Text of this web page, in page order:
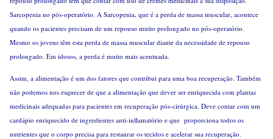
Sarcopenia no pós-operatório. A Sarcopenia, que é a perda de massa muscular, acontece
quando os pacientes precisam de um repouso muito prolongado no pós-operatório.
Mesmo os jovens têm esta perda de massa muscular diante da necessidade de repouso
prolongado. Em idosos, a perda é muito mais acentuada.
Assim, a alimentação é um dos fatores que contribui para uma boa recuperação. Também
não podemos nos esquecer de que a alimentação que dever ser enriquecida com plantas
medicinais adequadas para pacientes em recuperação pós-cirúrgica. Deve contar com um
cardápio enriquecido de ingredientes anti-inflamatório e que proporciona todos os
nutrientes que o corpo precisa para restaurar os tecidos e acelerar sua recuperação.